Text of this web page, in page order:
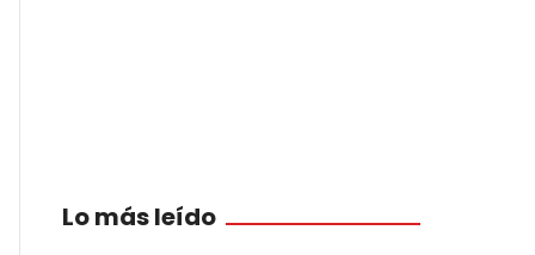
Lo más leído